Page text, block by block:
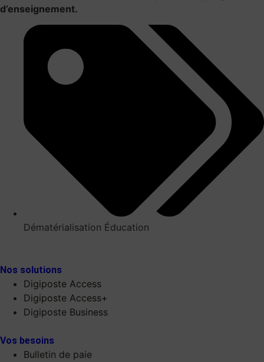
d’enseignement.
Dématérialisation Éducation
Nos solutions
Digiposte Access
Digiposte Access+
Digiposte Business
Vos besoins
Bulletin de paie